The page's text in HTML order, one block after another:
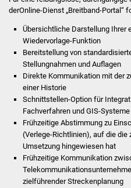
derOnline-Dienst „Breitband-Portal“
Übersichtliche Darstellung Ihrer
Wiedervorlage-Funktion
Bereitstellung von
Stellungnahmen und Auflagen
Direkte Kommunikation mit der
einer Historie
Schnittstellen-Option für
Fachverfahren und GIS-Systeme
Frühzeitige Abstimmung zu
(Verlege-Richtlinien), auf die die
Umsetzung hingewiesen hat
Frühzeitige Kommunikation
zielführender Streckenplanung